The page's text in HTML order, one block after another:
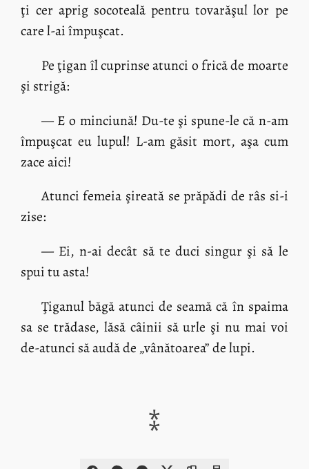
ţi cer aprig socoteală pentru tovarăşul lor pe
care l-ai împuşcat.
Pe ţigan îl cuprinse atunci o frică de moarte
şi strigă:
— E o minciună! Du-te şi spune-le că n-am
împuşcat eu lupul! L-am găsit mort, aşa cum
zace aici!
Atunci femeia şireată se prăpădi de râs si-i
zise:
— Ei, n-ai decât să te duci singur şi să le
spui tu asta!
Ţiganul băgă atunci de seamă că în spaima
sa se trădase, lăsă câinii să urle şi nu mai voi
de-atunci să audă de „vânătoarea” de lupi.
⁑